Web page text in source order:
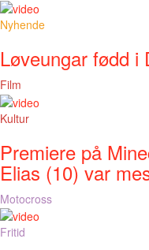
Nyhende
Løveungar fødd i
Film
Kultur
Premiere på
Elias (10) var
Motocross
Fritid